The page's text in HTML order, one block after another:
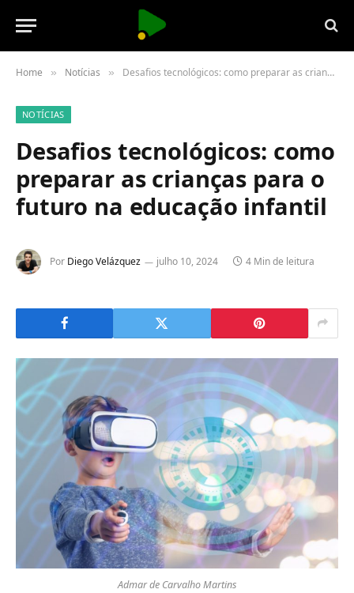
Home » Notícias » Desafios tecnológicos: como preparar as crianças para o futuro na educação infantil
NOTÍCIAS
Desafios tecnológicos: como
preparar as crianças para o
futuro na educação infantil
Por Diego Velázquez julho 10, 2024 4 Min de leitura
Admar de Carvalho Martins